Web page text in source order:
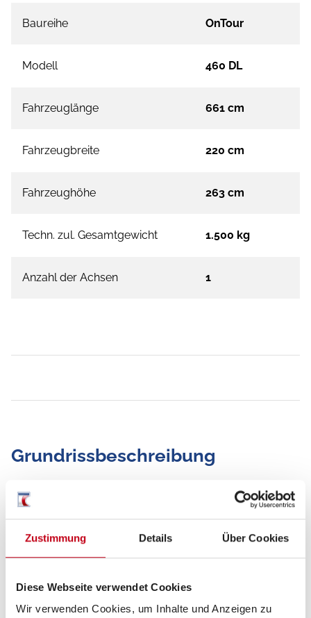
Zustimmung Details Über Cookies
Diese Webseite verwendet Cookies
Wir verwenden Cookies, um Inhalte und Anzeigen zu
Baureihe OnTour
Modell 460 DL
Fahrzeuglänge 661 cm
Fahrzeugbreite 220 cm
Fahrzeughöhe 263 cm
Techn. zul. Gesamtgewicht 1.500 kg
Anzahl der Achsen 1
Grundrissbeschreibung
Einzelbett
Sitzgruppe Seitensitzgruppe